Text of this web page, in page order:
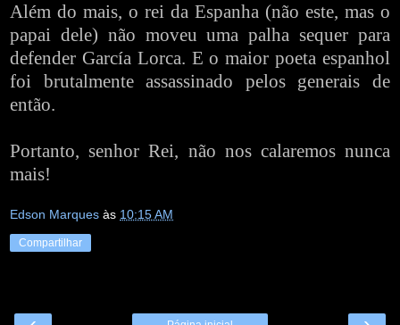
Além do mais, o rei da Espanha (não este, mas o
papai dele) não moveu uma palha sequer para
defender García Lorca. E o maior poeta espanhol
foi brutalmente assassinado pelos generais de
então.
Portanto, senhor Rei, não nos calaremos nunca
mais!
Edson Marques às 10:15 AM
Compartilhar